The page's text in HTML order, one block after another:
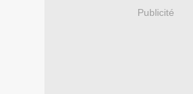
Publicité